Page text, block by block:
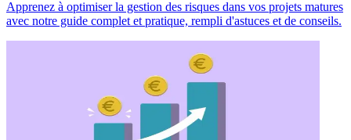
Apprenez à optimiser la gestion des risques dans vos projets matures
avec notre guide complet et pratique, rempli d'astuces et de conseils.